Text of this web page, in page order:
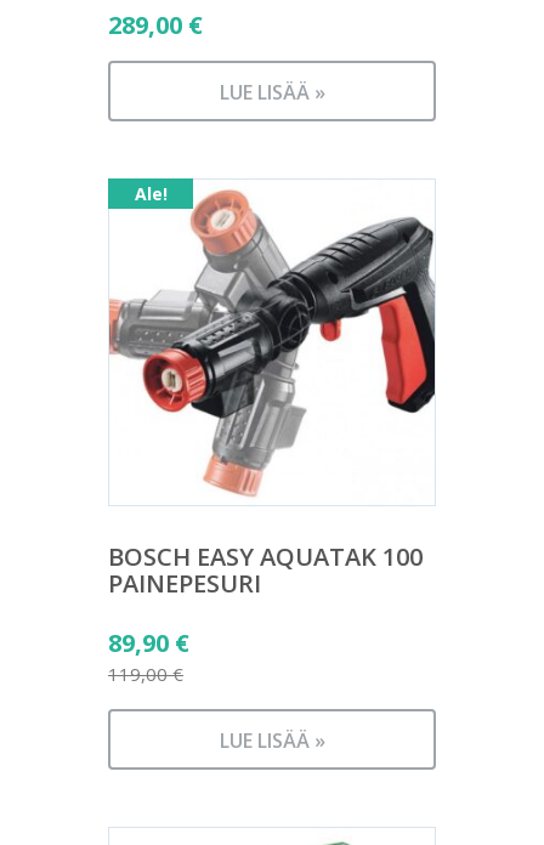
289,00 €
LUE LISÄÄ »
Ale!
BOSCH EASY AQUATAK 100
PAINEPESURI
119,00€
Alkuperäinen
hinta
oli:
89,90 €
Nykyinen
on:
LUE LISÄÄ »